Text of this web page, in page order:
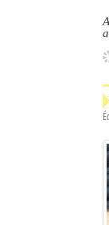
L'actualité du